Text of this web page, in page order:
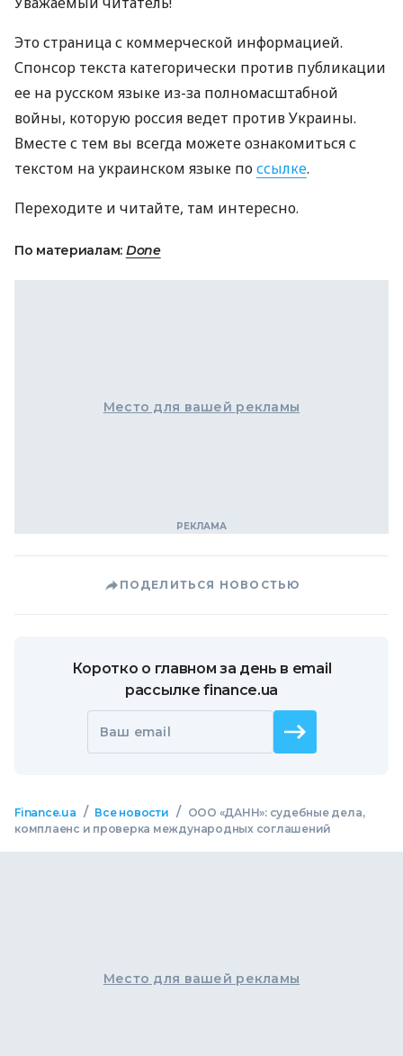
Это страница с коммерческой информацией.
Спонсор текста категорически против публикации
ее на русском языке из-за полномасштабной
войны, которую россия ведет против Украины.
Вместе с тем вы всегда можете ознакомиться с
текстом на украинском языке поссылке.
Переходите и читайте, там интересно.
По материалам: Done
Место для вашей рекламы
ПОДЕЛИТЬСЯ НОВОСТЬЮ
Коротко о главном за день в email
рассылке finance.ua
Ваш email
Finance.ua / Все новости /
ООО «ДАНН»: судебные дела,
комплаенс и проверка международных соглашений
Место для вашей рекламы